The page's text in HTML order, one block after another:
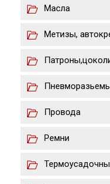
Масла
Метизы,
Провода
Ремни